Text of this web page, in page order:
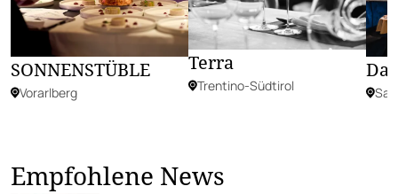
SONNENSTÜBLE
Vorarlberg
Terra
Trentino-Südtirol
Empfohlene News